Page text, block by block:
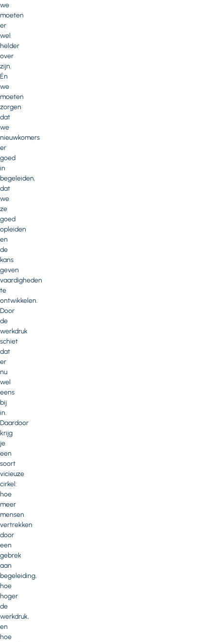
we
moeten
er
wel
helder
over
zijn.
Én
we
moeten
zorgen
dat
we
nieuwkomers
er
goed
in
begeleiden,
dat
we
ze
goed
opleiden
en
de
kans
geven
vaardigheden
te
ontwikkelen.
Door
de
werkdruk
schiet
dat
er
nu
wel
eens
bij
in.
Daardoor
krijg
je
een
soort
vicieuze
cirkel:
hoe
meer
mensen
vertrekken
door
een
gebrek
aan
begeleiding,
hoe
hoger
de
werkdruk,
en
hoe